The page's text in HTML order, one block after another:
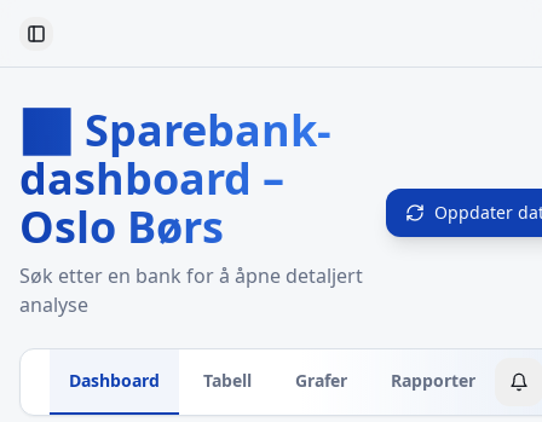
Toggle Sidebar
📊 Sparebank-
dashboard –
Oslo Børs
Søk etter en bank for å åpne detaljert
analyse
Oppdater
Dashboard Tabell Grafer Rapporter